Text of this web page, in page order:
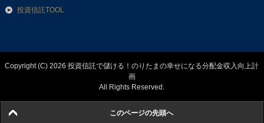
投資信託TOOL
Copyright (C) 2026 投資信託で儲ける！のりたまの幸せになる分配金収入向上計
画
All Rights Reserved.
このページの先頭へ